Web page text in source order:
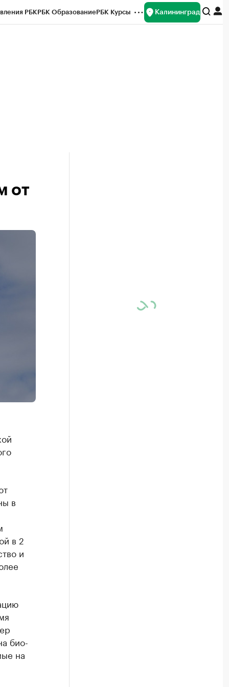
РБКРБК ОбразованиеРБК Курсы Калининград
от
в
в 2
и
био-
на